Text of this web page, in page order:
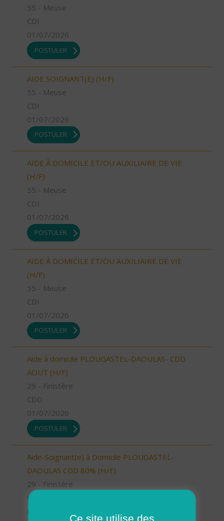
55 - Meuse
CDI
01/07/2026
POSTULER
AIDE SOIGNANT(E) (H/F)
55 - Meuse
CDI
01/07/2026
POSTULER
AIDE À DOMICILE ET/OU AUXILIAIRE DE VIE
(H/F)
55 - Meuse
CDI
01/07/2026
POSTULER
AIDE À DOMICILE ET/OU AUXILIAIRE DE VIE
(H/F)
55 - Meuse
CDI
01/07/2026
POSTULER
Aide à domicile PLOUGASTEL-DAOULAS- CDD
AOUT (H/F)
29 - Finistère
CDD
01/07/2026
POSTULER
Aide-Soignant(e) à Domicile PLOUGASTEL-
DAOULAS CDD 80% (H/F)
29 - Finistère
CDI
Ce site utilise des